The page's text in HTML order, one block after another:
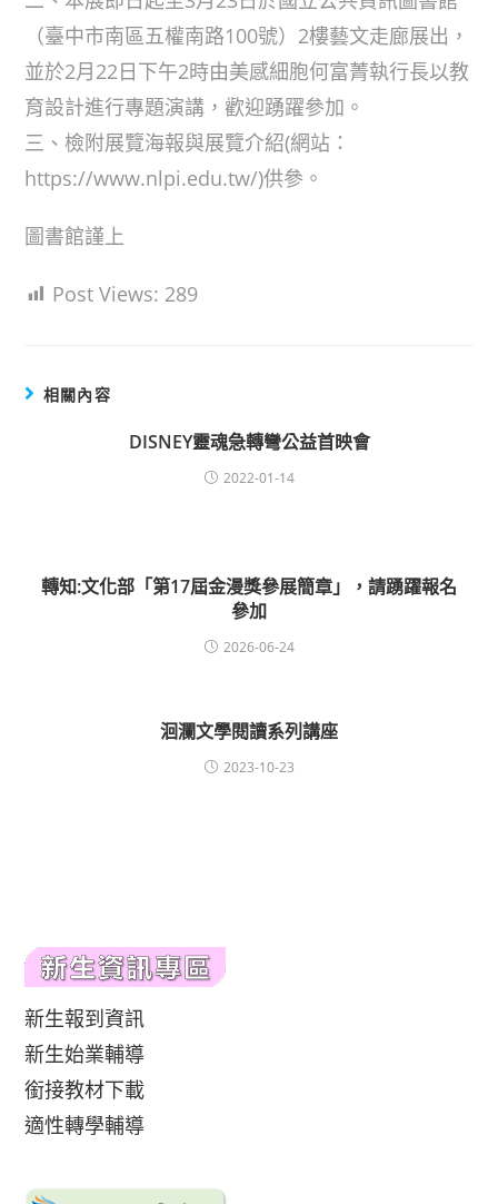
（臺中市南區五權南路100號）2樓藝文走廊展出，
並於2月22日下午2時由美感細胞何富菁執行長以教
育設計進行專題演講，歡迎踴躍參加。
三、檢附展覽海報與展覽介紹(網站：
https://www.nlpi.edu.tw/)供參。
圖書館謹上
Post Views: 289
相關內容
DISNEY靈魂急轉彎公益首映會
2022-01-14
轉知:文化部「第17屆金漫獎參展簡章」，請踴躍報名
參加
2026-06-24
洄瀾文學閱讀系列講座
2023-10-23
新生報到資訊
新生始業輔導
銜接教材下載
適性轉學輔導